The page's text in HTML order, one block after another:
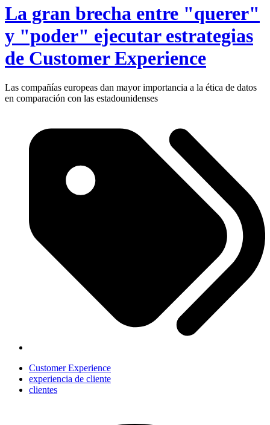
La gran brecha entre "querer"
y "poder" ejecutar estrategias
de Customer Experience
Las compañías europeas dan mayor importancia a la ética de datos
en comparación con las estadounidenses
Customer Experience
experiencia de cliente
clientes